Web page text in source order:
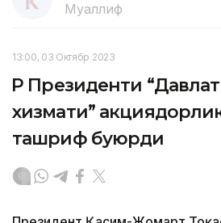
Муаллиф
13:00, 03 Октябр 2023
ҚР Президенти
хизмати”
ташриф буюрди